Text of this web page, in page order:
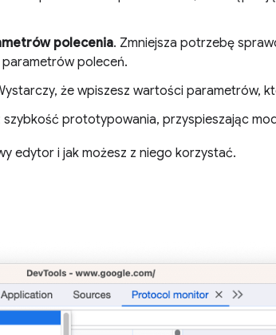
polecenia. Zmniejsza potrzebę
poleceń.
że wpiszesz wartości parametrów,
szybkość prototypowania, przyspieszając
edytor i jak możesz z niego korzystać.